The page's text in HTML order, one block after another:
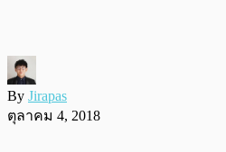
By Jirapas
ตุลาคม 4, 2018